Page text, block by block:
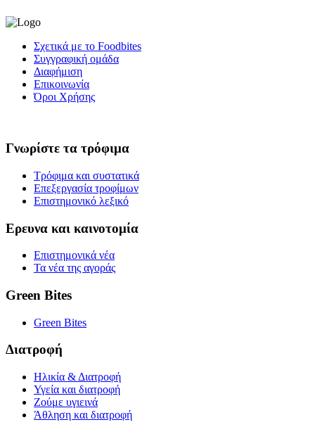
Σχετικά με το Foodbites
Συγγραφική ομάδα
Διαφήμιση
Επικοινωνία
Όροι Χρήσης
Γνωρίστε τα τρόφιμα
Τρόφιμα και συστατικά
Επεξεργασία τροφίμων
Επιστημονικό λεξικό
Ερευνα και καινοτομία
Επιστημονικά νέα
Τα νέα της αγοράς
Green Bites
Green Bites
Διατροφή
Ηλικία & Διατροφή
Υγεία και διατροφή
Ζούμε υγιεινά
Άθληση και διατροφή